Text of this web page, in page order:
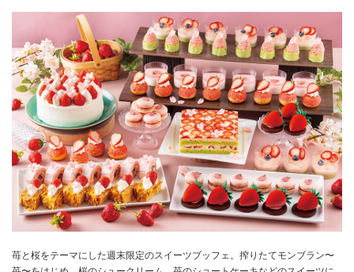
苺と桜をテーマにした週末限定のスイーツブッフェ。搾りたてモンブラン〜